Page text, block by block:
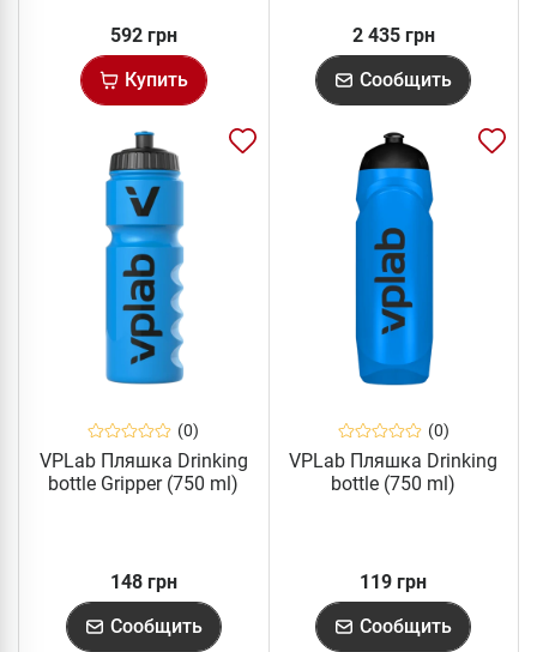
592 грн
Купить
2 435 грн
Сообщить
(0)
VPLab Пляшка Drinking
bottle Gripper (750 ml)
148 грн
Сообщить
(0)
VPLab Пляшка Drinking
bottle (750 ml)
119 грн
Сообщить